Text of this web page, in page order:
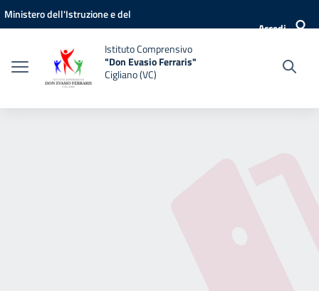
Vai ai contenuti
Vai al menu di navigazione
Vai al footer
Ministero dell'Istruzione e del
Accedi
Istituto Comprensivo
"Don Evasio Ferraris"
Cigliano (VC)